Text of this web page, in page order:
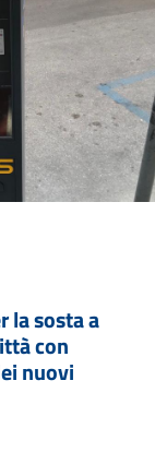
la sosta a
con
nuovi